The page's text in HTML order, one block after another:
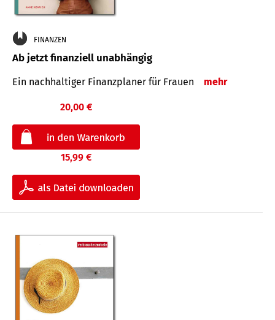
FINANZEN
Ab jetzt finanziell unabhängig
Ein nachhaltiger Finanzplaner für Frauen mehr
20,00 €
15,99 €